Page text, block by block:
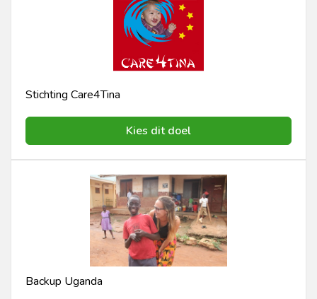
Stichting Care4Tina
Kies dit doel
Backup Uganda